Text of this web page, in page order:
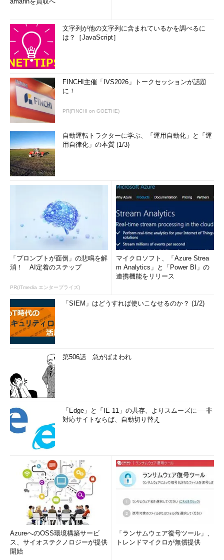
記憶域プールで利用できる冗長性機能
ータやパリティ・データを保存しておく必要があ
る。記憶域プールでは、これらのいずれかの方法
と組み合わせて論理ディスクを作成できる。「シ
ンプル（回復性なし）」は、冗長ディスクを用意
しない方式（この呼び方はWindows OSにおける
発生するとデータを失うことになる。ミラー方式
は、データのコピーを1つもしくは2つ用意してお
く方式。3方向ミラーだと最大2台までの障害に耐
えられる。パリティはRAID 5で使われている方
式。どれか1台が障害を起こしても、ほかのディス
クの利用効率は高い。なお、プール・ディスクと
してこの図では1台、もしくは2台、3台などのディ
スクが描いてあるが、これは最低限必要な台数で
ある。これよりも多くのディスクがプール内に存
在する場合、プール内の全ディスクに対してスラ
き速度が向上する可能性がある。
以下、4種類の機能について解説する。なお見出しの名前は日
本語版のWindows 8やWindows Server 2012の管理ツールにおけ
る表記である。
「シンプル（回復性なし）」記憶域
これはデータのミラー・セットやパリティ・データを作らな
い、一番単純な方式である。記憶域プールを構成するディスクは
最低1台でもよく、ディスク容量の仮想化（シン・プロビジョニ
ング）のみを使う場合に利用する。プール内に複数のディスクが
ある場合は、複数のディスクまたがってデータが割り当てられる
ことになるので（スラブ単位で順番に割り当てていく）、アクセ
ス速度の向上も期待できる。だが重複したデータやエラー訂正用
のデータ（パリティ）などは付加されないので、プール中のディ
スクが1台でも障害を起こすと、その論理ディスクへはアクセス
「双方向ミラー（2 way mirror）」記憶域
これはRAID 1のように、同じデータを2台のディスクに分散し
と同じコピーをもう1つ作成し、オリジナルとは別の物理ディス
クに配置する。書き込むデータの2倍のディスク領域が必要にな
るが、ディスクが1台障害を起こしてもデータは失われることな
く、継続してアクセスできる。最低でもプール内に2台のディス
クが必要になる。3台以上ある場合でも、1つのデータ・セット
（スラブ）は2台のディスクに分散して記録されるが、どの2台に
割り当てられるかは空き容量などに応じて動的に変わる。
「3方向ミラー（3 way mirror）」記憶域
文字列が他の文字列に含まれているかを調べるに
は？［JavaScript］
FINCHI主催「IVS2026」トークセッションが話題
に！
PR(FINCHI on GOETHE)
自動運転トラクターに学ぶ、「運用自動化」と「運
用自律化」の本質 (1/3)
「プロンプトが面倒」の悲鳴を解
消！ AI定着のステップ
PR(ITmedia エンタープライズ)
マイクロソフト、「Azure Strea
m Analytics」と「Power BI」の
連携機能をリリース
「SIEM」はどうすれば使いこなせるのか？ (1/2)
第506話 急がばまわれ
「Edge」と「IE 11」の共存、よりスムーズに──非
対応サイトならば、自動切り替え
AzureへのOSS環境構築サービ
ス、サイオステクノロジーが提供
開始
「ランサムウェア復号ツール」、
トレンドマイクロが無償提供